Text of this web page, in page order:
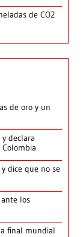
de CO2
de oro y un
declara
dice que no se
los
final mundial